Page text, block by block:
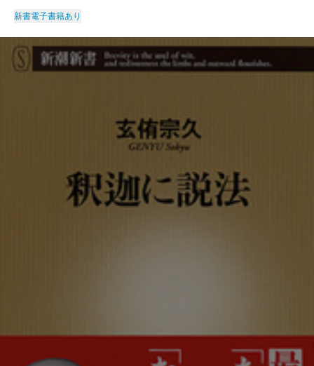
新書電子書籍あり